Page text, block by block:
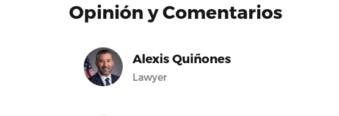
Opinión y Comentarios
Alexis Quiñones
Lawyer